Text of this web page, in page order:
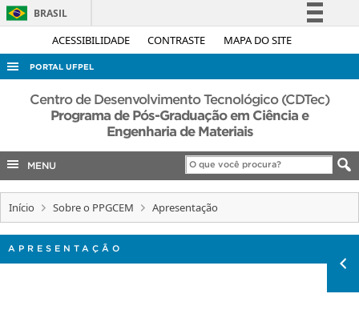
ACESSIBILIDADE CONTRASTE MAPA DO SITE
BRASIL
Simplifique!
Acesso à informação
Legislação
Canais
PORTAL UFPEL
ACESSO À INFORMAÇÃO
AUDITORIA
EDITAIS
Centro de Desenvolvimento Tecnológico (CDTec)
Programa de Pós-Graduação em Ciência e
Engenharia de Materiais
MENU
Início Sobre o PPGCEM Apresentação
APRESENTAÇÃO